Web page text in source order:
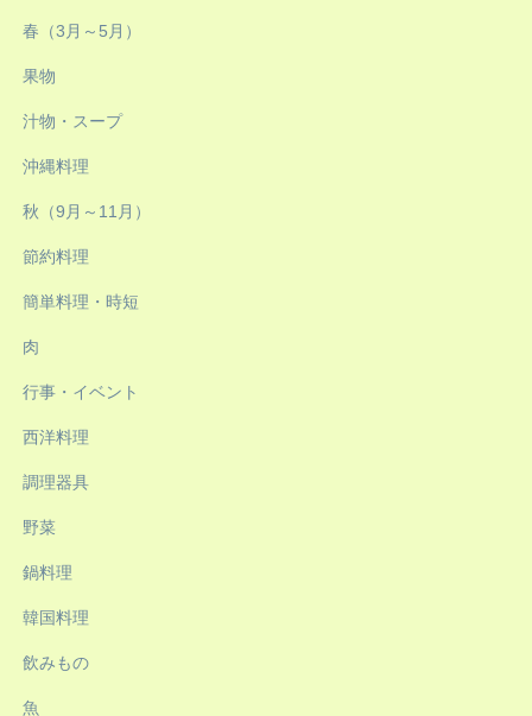
春（3月～5月）
果物
汁物・スープ
沖縄料理
秋（9月～11月）
節約料理
簡単料理・時短
肉
行事・イベント
西洋料理
調理器具
野菜
鍋料理
韓国料理
飲みもの
魚